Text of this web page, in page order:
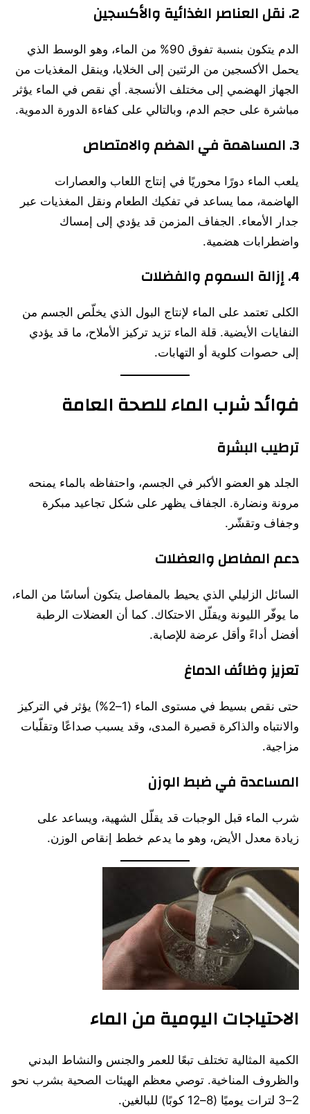
2. نقل العناصر الغذائية والأكسجين
الدم يتكون بنسبة تفوق 90% من الماء، وهو الوسط الذي
يحمل الأكسجين من الرئتين إلى الخلايا، وينقل المغذيات من
الجهاز الهضمي إلى مختلف الأنسجة. أي نقص في الماء يؤثر
مباشرة على حجم الدم، وبالتالي على كفاءة الدورة الدموية.
3. المساهمة في الهضم والامتصاص
يلعب الماء دورًا محوريًا في إنتاج اللعاب والعصارات
الهاضمة، مما يساعد في تفكيك الطعام ونقل المغذيات عبر
جدار الأمعاء. الجفاف المزمن قد يؤدي إلى إمساك
واضطرابات هضمية.
4. إزالة السموم والفضلات
الكلى تعتمد على الماء لإنتاج البول الذي يخلّص الجسم من
النفايات الأيضية. قلة الماء تزيد تركيز الأملاح، ما قد يؤدي
إلى حصوات كلوية أو التهابات.
فوائد شرب الماء للصحة العامة
ترطيب البشرة
الجلد هو العضو الأكبر في الجسم، واحتفاظه بالماء يمنحه
مرونة ونضارة. الجفاف يظهر على شكل تجاعيد مبكرة
وجفاف وتقشّر.
دعم المفاصل والعضلات
السائل الزليلي الذي يحيط بالمفاصل يتكون أساسًا من الماء،
ما يوفّر الليونة ويقلّل الاحتكاك. كما أن العضلات الرطبة
أفضل أداءً وأقل عرضة للإصابة.
تعزيز وظائف الدماغ
حتى نقص بسيط في مستوى الماء (1–2%) يؤثر في التركيز
والانتباه والذاكرة قصيرة المدى، وقد يسبب صداعًا وتقلّبات
مزاجية.
المساعدة في ضبط الوزن
شرب الماء قبل الوجبات قد يقلّل الشهية، ويساعد على
زيادة معدل الأيض، وهو ما يدعم خطط إنقاص الوزن.
الاحتياجات اليومية من الماء
الكمية المثالية تختلف تبعًا للعمر والجنس والنشاط البدني
والظروف المناخية. توصي معظم الهيئات الصحية بشرب نحو
2–3 لترات يوميًا (8–12 كوبًا) للبالغين.